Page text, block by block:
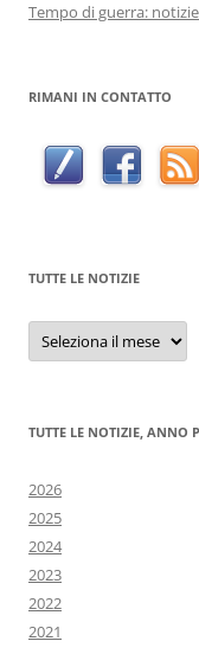
Tempo di guerra:
RIMANI IN CONTATTO
TUTTE LE NOTIZIE
Tutte
notizie
TUTTE LE NOTIZIE, ANNO
2026
2025
2024
2023
2022
2021